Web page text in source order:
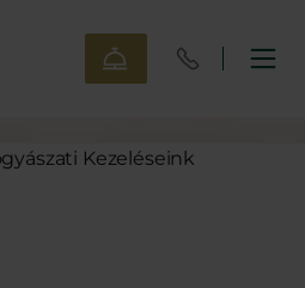
Kezeléseink